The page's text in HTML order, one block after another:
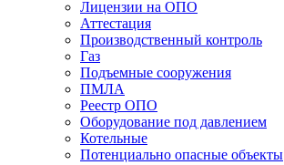
Лицензии на ОПО
Аттестация
Производственный контроль
Газ
Подъемные сооружения
ПМЛА
Реестр ОПО
Оборудование под давлением
Котельные
Потенциально опасные объекты